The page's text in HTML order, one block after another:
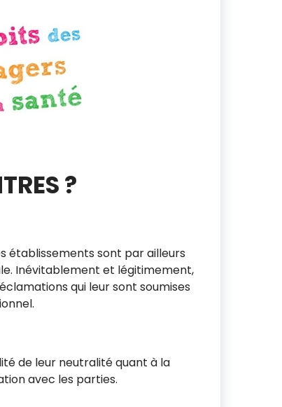
?
établissements sont par ailleurs
Inévitablement et légitimement,
qui leur sont soumises
de leur neutralité quant à la
avec les parties.